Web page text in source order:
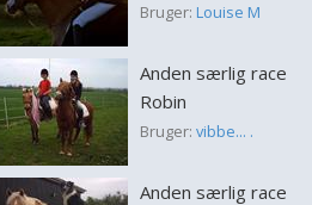
Bruger: Louise M
Anden særlig race
Robin
Bruger: vibbe... .
Anden særlig race